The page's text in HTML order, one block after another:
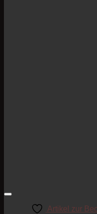
Artikel zur